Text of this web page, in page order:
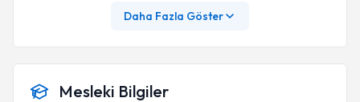
Daha Fazla Göster
Mesleki Bilgiler